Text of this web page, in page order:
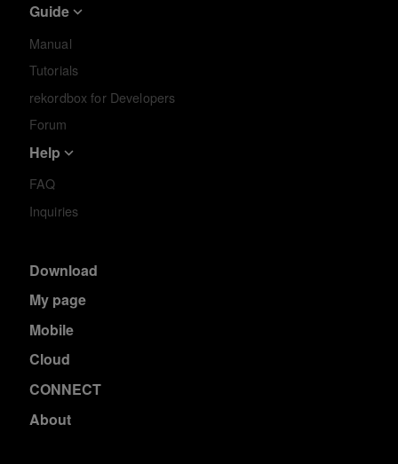
Guide
Manual
Tutorials
rekordbox for Developers
Forum
Help
FAQ
Inquiries
Download
My page
Mobile
Cloud
CONNECT
About